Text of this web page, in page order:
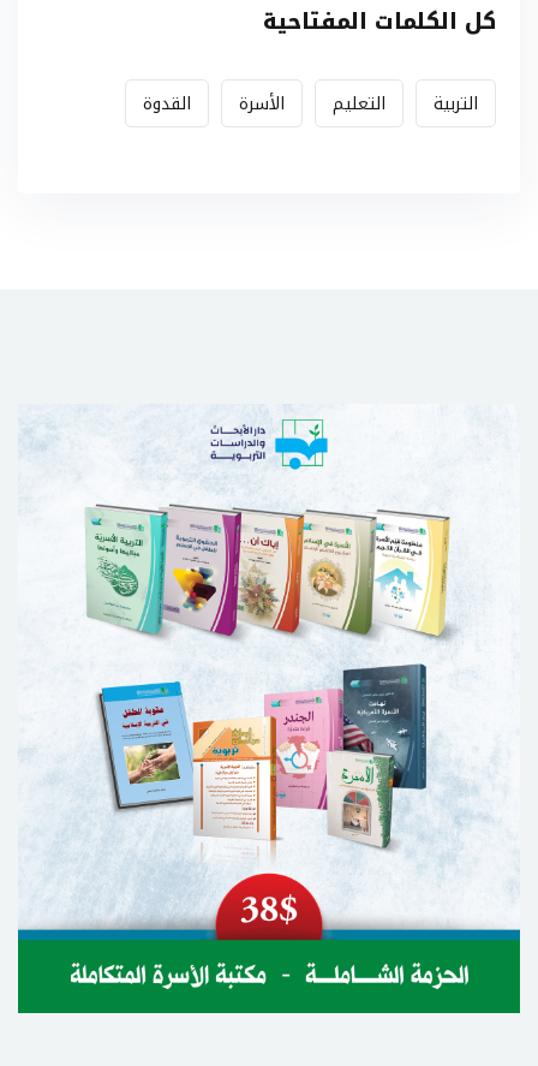
كل الكلمات المفتاحية
التربية التعليم الأسرة القدوة